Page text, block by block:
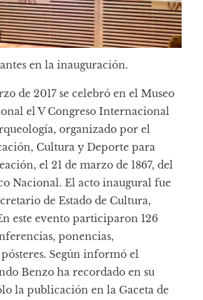
en la inauguración.
de 2017 se celebró en el Museo
el V Congreso Internacional
organizado por el
Cultura y Deporte para
el 21 de marzo de 1867, del
Nacional. El acto inaugural fue
de Estado de Cultura,
este evento participaron 126
ponencias,
Según informó el
Benzo ha recordado en su
la publicación en la Gaceta de